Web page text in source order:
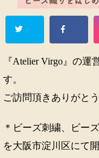
『Atelier Virgo』の
す。
ご訪問頂きありがと
＊ビーズ刺繍、ビー
を大阪市淀川区にて